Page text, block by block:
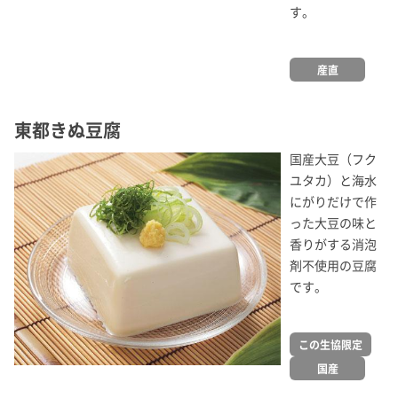
す。
産直
東都きぬ豆腐
国産大豆（フク
ユタカ）と海水
にがりだけで作
った大豆の味と
香りがする消泡
剤不使用の豆腐
です。
この生協限定
国産